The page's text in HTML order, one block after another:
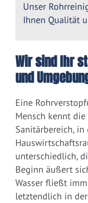
Unser
Ihnen Qualität
Wir sind Ihr
und
Eine
Mensch kennt
Sanitärbereich,
unterschiedlich,
Beginn äußert
Wasser fließt
letztendlich in